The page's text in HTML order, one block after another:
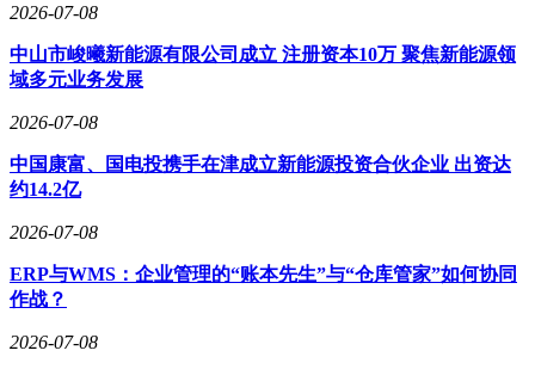
2026-07-08
中山市峻曦新能源有限公司成立 注册资本10万 聚焦新能源领
域多元业务发展
2026-07-08
中国康富、国电投携手在津成立新能源投资合伙企业 出资达
约14.2亿
2026-07-08
ERP与WMS：企业管理的“账本先生”与“仓库管家”如何协同
作战？
2026-07-08